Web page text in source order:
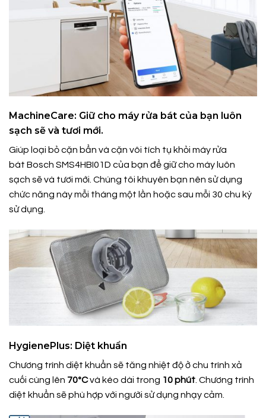
MachineCare: Giữ cho máy rửa bát của bạn luôn
sạch sẽ và tươi mới.
Giúp loại bỏ cặn bẩn và cặn vôi tích tụ khỏi máy rửa
bát Bosch SMS4HBI01D của bạn để giữ cho máy luôn
sạch sẽ và tươi mới. Chúng tôi khuyên bạn nên sử dụng
chức năng này mỗi tháng một lần hoặc sau mỗi 30 chu kỳ
sử dụng.
HygienePlus: Diệt khuẩn
Chương trình diệt khuẩn sẽ tăng nhiệt độ ở chu trình xả
cuối cùng lên 70ºCvà kéo dài trong 10 phút . Chương trình
diệt khuẩn sẽ phù hợp với người sử dụng nhạy cảm.